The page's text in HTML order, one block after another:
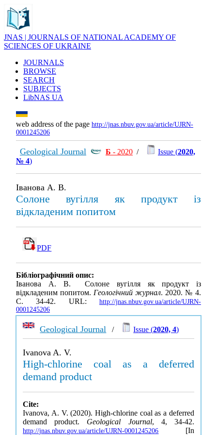
JNAS | JOURNALS OF NATIONAL ACADEMY OF
SCIENCES OF UKRAINE
JOURNALS
BROWSE
SEARCH
SUBJECTS
LibNAS UA
web address of the page http://jnas.nbuv.gov.ua/article/UJRN-
0001245206
Geological Journal Б - 2020 / Issue (2020,
№ 4)
Іванова А. В.
Солоне вугілля як продукт із
відкладеним попитом
PDF
Бібліографічний опис:
Іванова А. В. Солоне вугілля як продукт із
відкладеним попитом. Геологічний журнал. 2020. № 4.
С. 34-42. URL: http://jnas.nbuv.gov.ua/article/UJRN-
0001245206
Geological Journal / Issue (2020, 4)
Ivanova A. V.
High-chlorine coal as a deferred
demand product
Cite:
Ivanova, A. V. (2020). High-chlorine coal as a deferred
demand product. Geological Journal, 4, 34-42.
http://jnas.nbuv.gov.ua/article/UJRN-0001245206 [In